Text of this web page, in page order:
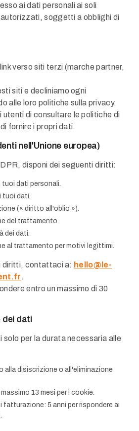
ai dati personali ai soli
soggetti a obblighi di
verso siti terzi (marche partner,
siti e decliniamo ogni
alle loro politiche sulla privacy.
utenti di consultare le politiche di
fornire i propri dati.
nell'Unione europea)
disponi dei seguenti diritti:
dati personali.
tuoi dati.
(« diritto all'oblio »).
del trattamento.
dei dati.
al trattamento per motivi legittimi.
diritti, contattaci a: hello@le-
.
entro un massimo di 30
dei dati
solo per la durata necessaria alle
alla disiscrizione o all'eliminazione
13 mesi per i cookie.
5 anni per rispondere ai